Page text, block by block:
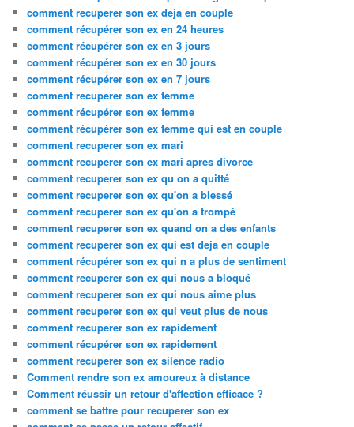
comment recuperer son ex deja en couple
comment récupérer son ex en 24 heures
comment récupérer son ex en 3 jours
comment récupérer son ex en 30 jours
comment récupérer son ex en 7 jours
comment recuperer son ex femme
comment récupérer son ex femme
comment récupérer son ex femme qui est en couple
comment recuperer son ex mari
comment recuperer son ex mari apres divorce
comment recuperer son ex qu on a quitté
comment recuperer son ex qu'on a blessé
comment recuperer son ex qu'on a trompé
comment recuperer son ex quand on a des enfants
comment recuperer son ex qui est deja en couple
comment récupérer son ex qui n a plus de sentiment
comment recuperer son ex qui nous a bloqué
comment recuperer son ex qui nous aime plus
comment recuperer son ex qui veut plus de nous
comment recuperer son ex rapidement
comment récupérer son ex rapidement
comment recuperer son ex silence radio
Comment rendre son ex amoureux à distance
Comment réussir un retour d'affection efficace ?
comment se battre pour recuperer son ex